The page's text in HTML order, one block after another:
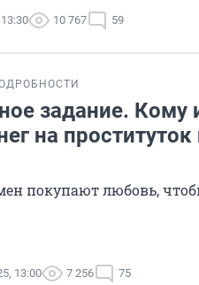
10 767 59
задание. Кому
на
покупают любовь,
13:00 7 256 75